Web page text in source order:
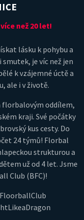
než 20 let!
lásku k pohybu a
je víc než jen
k vzájemné úctě a
ale i v životě.
florbalovým oddílem,
kraji. Své počátky
kus cesty. Do
24 týmů! Florbal
strukturou a
už od 4 let. Jsme
Club (BFC)!